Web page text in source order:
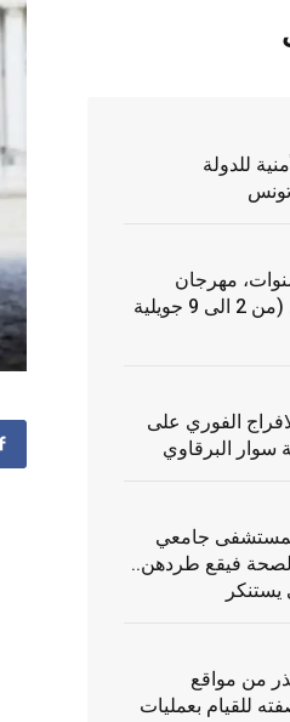
للدولة
كسوف ل6 سنوات، مهرجان
طبرقة للجاز يعود (من 2 الى 9 جويلية
الفوري على
سوار البرقاوي
بمستشفى جامعي
فيقع طردهن..
يستنكر
من مواقع
للقيام بعمليات